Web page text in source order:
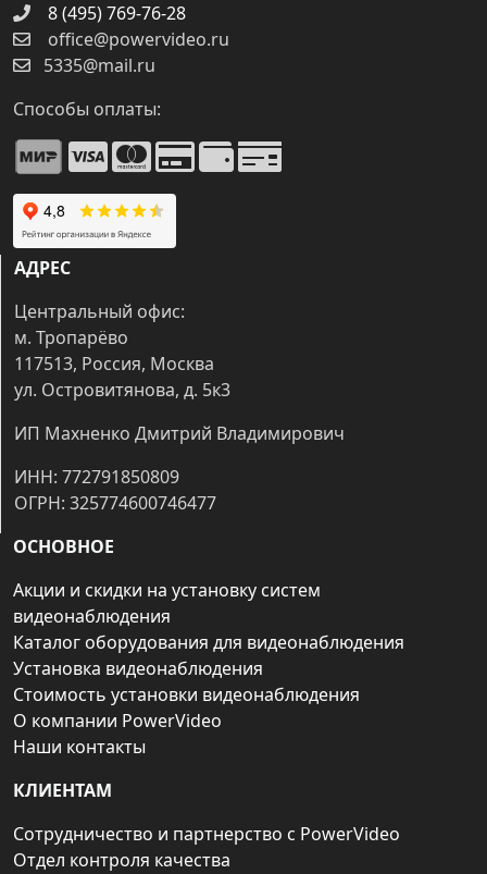
8 (495) 769-76-28
office@powervideo.ru
5335@mail.ru
Способы оплаты:
АДРЕС
Центральный офис:
м. Тропарёво
117513, Россия, Москва
ул. Островитянова, д. 5к3
ИП Махненко Дмитрий Владимирович
ИНН: 772791850809
ОГРН: 325774600746477
ОСНОВНОЕ
Акции и скидки на установку систем
видеонаблюдения
Каталог оборудования для видеонаблюдения
Установка видеонаблюдения
Стоимость установки видеонаблюдения
О компании PowerVideo
Наши контакты
КЛИЕНТАМ
Сотрудничество и партнерство с PowerVideo
Отдел контроля качества